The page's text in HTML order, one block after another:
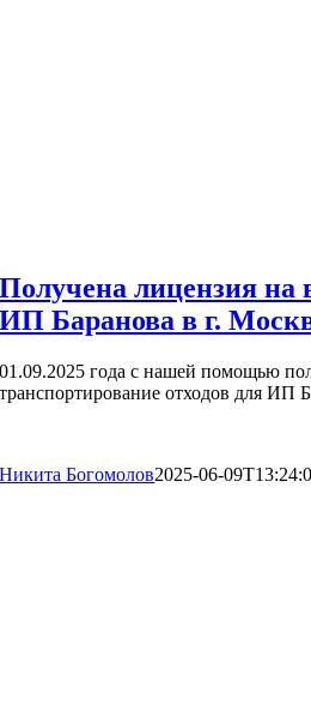
Получена лицензия
ИП Баранова в г.
01.09.2025 года с нашей помощью
транспортирование отходов для ИП
Никита Богомолов2025-06-